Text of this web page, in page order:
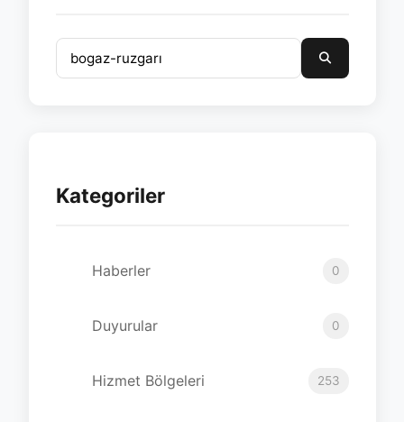
Kategoriler
Haberler 0
Duyurular 0
Hizmet Bölgeleri 253